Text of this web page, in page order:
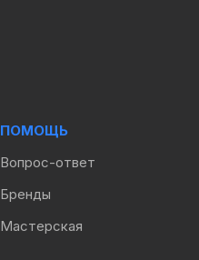
ПОМОЩЬ
Вопрос-ответ
Бренды
Мастерская